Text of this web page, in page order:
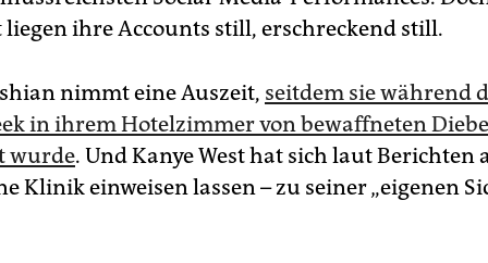
liegen ihre Accounts still, erschreckend still.
nimmt eine Auszeit, seitdem sie während
in ihrem Hotelzimmer von bewaffneten
wurde. Und Kanye West hat sich laut Berichten
Klinik einweisen lassen – zu seiner „eigenen